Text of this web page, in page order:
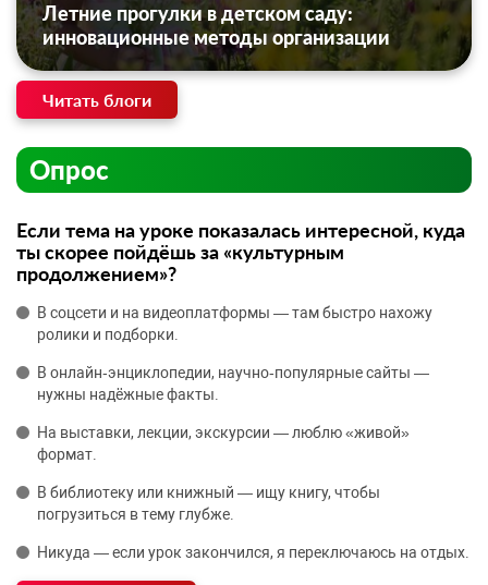
Летние прогулки в детском саду:
инновационные методы организации
Читать блоги
Опрос
Если тема на уроке показалась интересной, куда
ты скорее пойдёшь за «культурным
продолжением»?
В соцсети и на видеоплатформы — там быстро нахожу
ролики и подборки.
В онлайн‑энциклопедии, научно‑популярные сайты —
нужны надёжные факты.
На выставки, лекции, экскурсии — люблю «живой»
формат.
В библиотеку или книжный — ищу книгу, чтобы
погрузиться в тему глубже.
Никуда — если урок закончился, я переключаюсь на отдых.